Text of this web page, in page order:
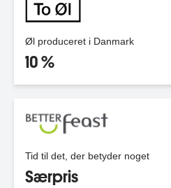
Øl produceret i Danmark
10 %
Tid til det, der betyder noget
Særpris